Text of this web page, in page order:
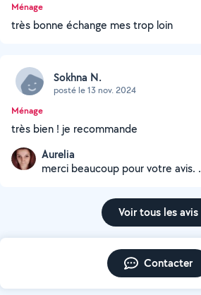
Ménage
très bonne échange mes trop loin
Sokhna N.
posté le 13 nov. 2024
Ménage
très bien ! je recommande
Aurelia
merci beaucoup pour votre avis. .
Voir tous les avis
Contacter